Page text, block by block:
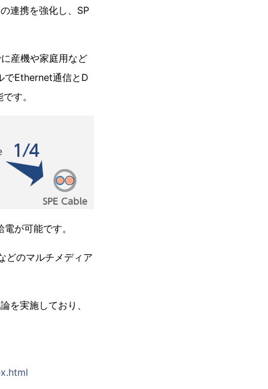
連携を強化し、SP
産機や家庭用など
でEthernet通信とD
す。
が可能です。
どのマルチメディア
を実施しており、